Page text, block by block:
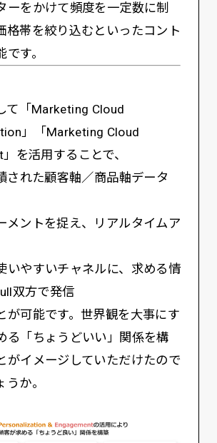
ーをかけて頻度を一定数に制
格帯を絞り込むといったコント
す。
て「Marketing Cloud
」「Marketing Cloud
を活用することで、
された顧客軸／商品軸データ
メントを捉え、リアルタイムア
いやすいチャネルに、求める情
双方で発信
が可能です。世界観を大事にす
る「ちょうどいい」関係を構
がイメージしていただけたので
うか。